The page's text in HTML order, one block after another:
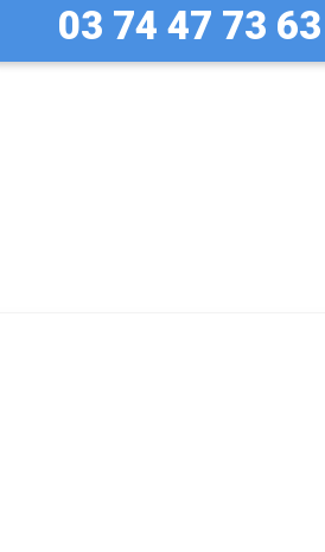
03 74 47 73 63